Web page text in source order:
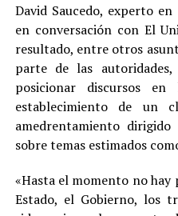
David Saucedo, experto
en conversación con El
resultado, entre otros
parte de las
posicionar discursos
establecimiento de un
amedrentamiento dirigido
sobre temas estimados
«Hasta el momento no hay
Estado, el Gobierno, los